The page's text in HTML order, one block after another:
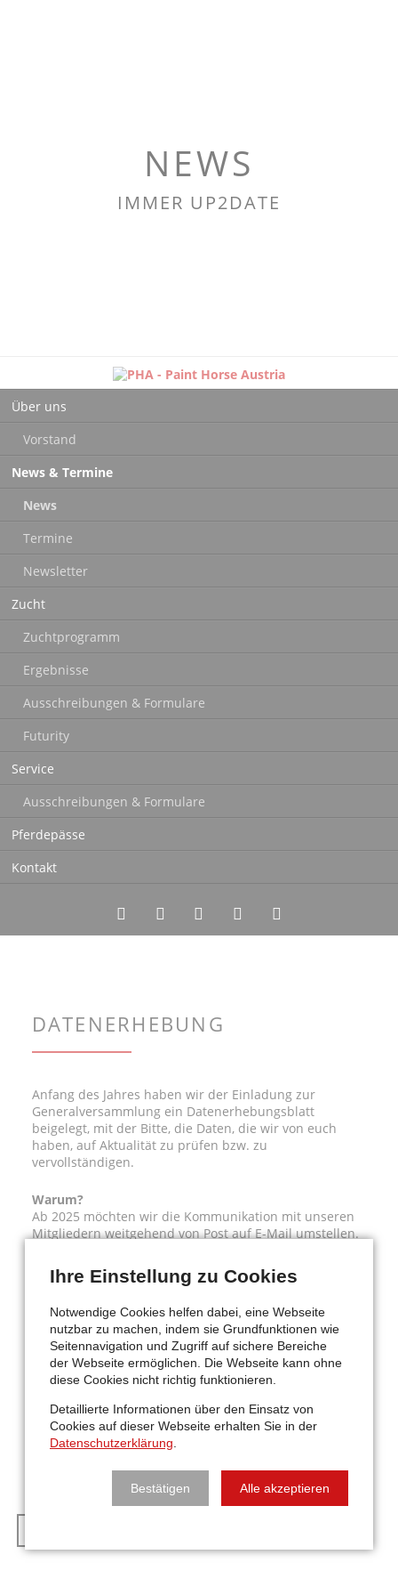
NEWS
IMMER UP2DATE
Navigation
überspringen
Über uns
Vorstand
News & Termine
News
Termine
Newsletter
Zucht
Zuchtprogramm
Ergebnisse
Ausschreibungen & Formulare
Futurity
Service
Ausschreibungen & Formulare
Pferdepässe
Kontakt
DATENERHEBUNG
Anfang des Jahres haben wir der Einladung zur
Generalversammlung ein Datenerhebungsblatt
beigelegt, mit der Bitte, die Daten, die wir von euch
haben, auf Aktualität zu prüfen bzw. zu
vervollständigen.
Warum?
Ab 2025 möchten wir die Kommunikation mit unseren
Mitgliedern weitgehend von Post auf E-Mail umstellen.
Generalversammlung, die Zahlscheine zu den
Mitgliedsbeiträgen oder eben andere wichtige und
aussenden.
So sind wir nicht nur schneller und aktueller, sondern
auch kostengünstiger und können das Geld, das wir für
Porto einsparen, an anderer Stelle wieder an euch
ausschütten.
Ihr findet das Datenerhebungsblatt nicht mehr? Kein
office@pha.at.
Ihre Einstellung zu Cookies
Notwendige Cookies helfen dabei, eine Webseite
nutzbar zu machen, indem sie Grundfunktionen wie
Seitennavigation und Zugriff auf sichere Bereiche
der Webseite ermöglichen. Die Webseite kann ohne
diese Cookies nicht richtig funktionieren.
Detaillierte Informationen über den Einsatz von
Cookies auf dieser Webseite erhalten Sie in der
Datenschutzerklärung
Bestätigen Alle akzeptieren